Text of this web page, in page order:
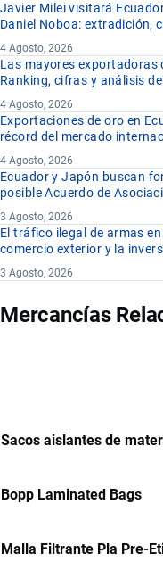
Javier Milei visitará
Daniel Noboa: extradición,
4 Agosto, 2026
Las mayores exportadoras
Ranking, cifras y análisis
4 Agosto, 2026
Exportaciones de oro en
récord del mercado
4 Agosto, 2026
Ecuador y Japón buscan
posible Acuerdo de
3 Agosto, 2026
El tráfico ilegal de armas
comercio exterior y la
3 Agosto, 2026
Mercancías
Sacos aislantes de
Bopp Laminated Bags
Malla Filtrante Pla Pre-